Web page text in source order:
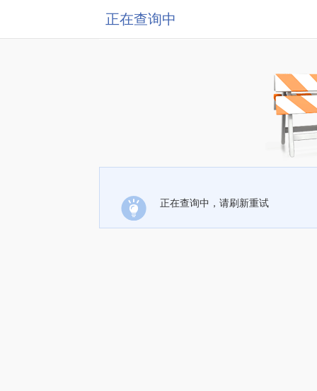
正在查询中
正在查询中，请刷新重试